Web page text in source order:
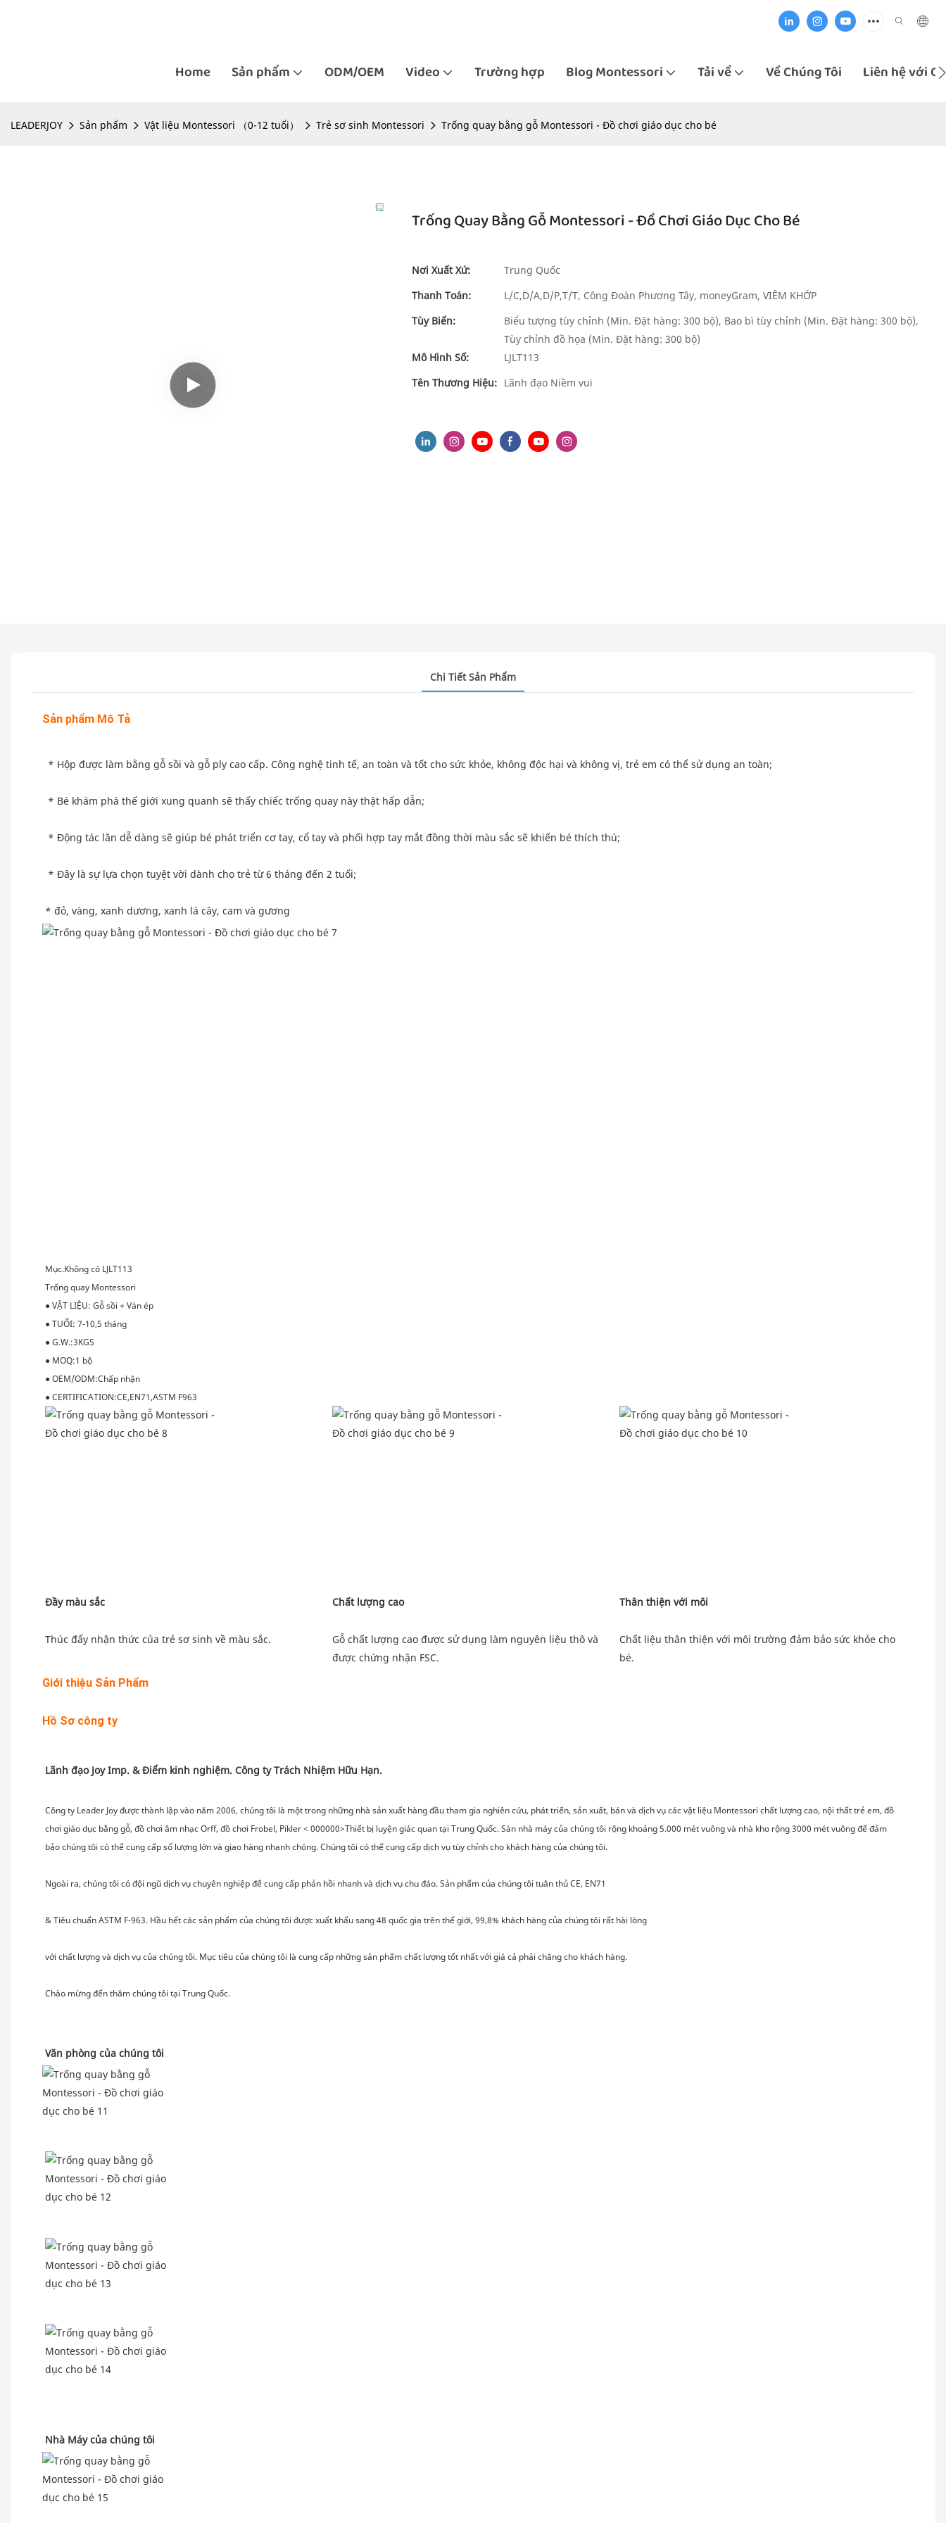
Home Sản phẩm ODM/OEM Video Trường hợp Blog Montessori Tải về Về Chúng Tôi Liên hệ với
LEADERJOY Sản phẩm Vật liệu Montessori （0-12 tuổi） Trẻ sơ sinh Montessori Trống quay bằng gỗ Montessori - Đồ chơi giáo dục cho bé
Trống Quay Bằng Gỗ Montessori - Đồ Chơi Giáo Dục Cho Bé
Nơi Xuất Xứ:
Trung Quốc
Thanh Toán:
L/C,D/A,D/P,T/T, Công Đoàn Phương Tây, moneyGram, VIÊM KHỚP
Tùy Biến:
Biểu tượng tùy chỉnh (Min. Đặt hàng: 300 bộ), Bao bì tùy chỉnh (Min. Đặt hàng: 300 bộ),
Tùy chỉnh đồ họa (Min. Đặt hàng: 300 bộ)
Mô Hình Số:
LJLT113
Tên Thương Hiệu: Lãnh đạo Niềm vui
Chi Tiết Sản Phẩm
Sản phẩm Mô Tả
Mục.Không có LJLT113
Trống quay Montessori
●VẬT LIỆU: Gỗ sồi + Ván ép
●TUỔI: 7-10,5 tháng
●G.W.:3KGS
● MOQ:1 bộ
●OEM/ODM:Chấp nhận
●CERTIFICATION:CE,EN71,ASTM F963
Chất lượng cao
Gỗ chất lượng cao được sử dụng làm nguyên liệu thô và
Chất liệu thân thiện với môi trường đảm bảo sức khỏe cho
Giới thiệu Sản Phẩm
Hồ Sơ công ty
Công ty Leader Joy được thành lập vào năm 2006, chúng tôi là một trong những nhà sản xuất hàng đầu tham gia nghiên cứu, phát triển, sản xuất, bán và dịch vụ các vật liệu Montessori chất lượng cao, nội thất trẻ em, đồ
chơi giáo dục bằng gỗ, đồ chơi âm nhạc Orff, đồ chơi Frobel, Pikler < 000000>Thiết bị luyện giác quan tại Trung Quốc. Sàn nhà máy của chúng tôi rộng khoảng 5.000 mét vuông và nhà kho rộng 3000 mét vuông để đảm